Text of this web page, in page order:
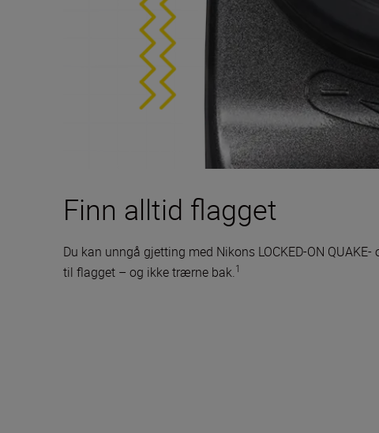
Finn alltid flagget
Du kan unngå gjetting med Nikons LOCKED-ON
til flagget – og ikke trærne bak.1